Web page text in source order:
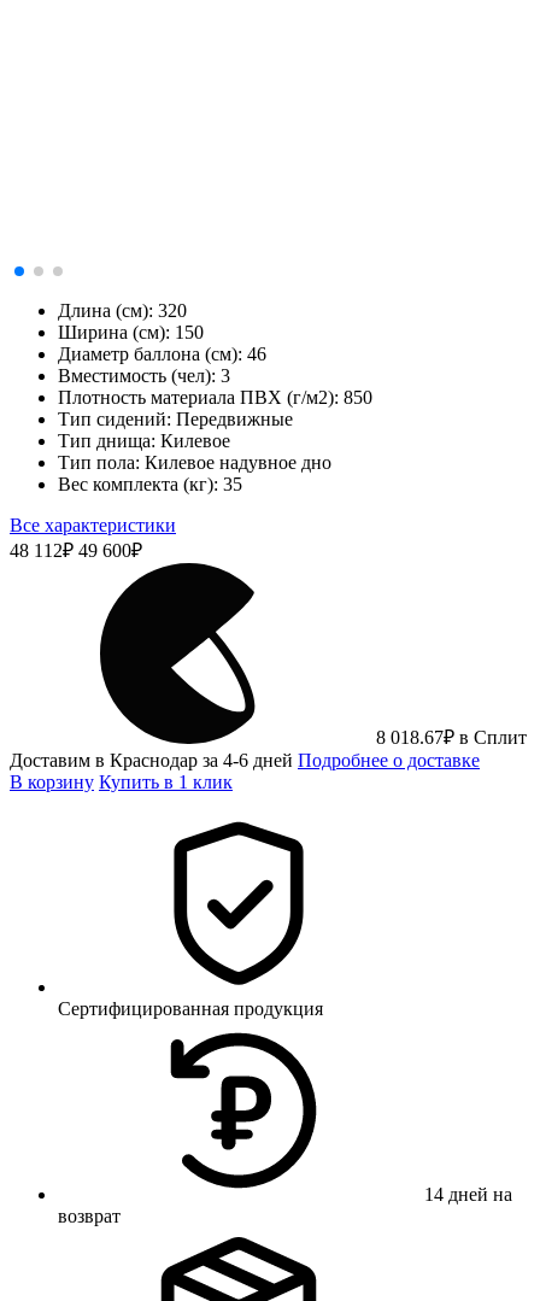
Длина (см): 320
Ширина (см): 150
Диаметр баллона (см): 46
Вместимость (чел): 3
Плотность материала ПВХ (г/м2): 850
Тип сидений: Передвижные
Тип днища: Килевое
Тип пола: Килевое надувное дно
Вес комплекта (кг): 35
Все характеристики
48 112₽ 49 600₽
8 018.67₽ в Сплит
Доставим в Краснодар за 4-6 дней Подробнее о доставке
В корзину Купить в 1 клик
Сертифицированная продукция
14 дней на
возврат